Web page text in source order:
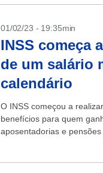
01/02/23 - 19:35min
INSS começa
de um salário
calendário
O INSS começou a
benefícios para quem
aposentadorias e